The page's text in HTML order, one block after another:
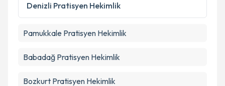
Denizli Pratisyen Hekimlik
Pamukkale Pratisyen Hekimlik
Babadağ Pratisyen Hekimlik
Bozkurt Pratisyen Hekimlik